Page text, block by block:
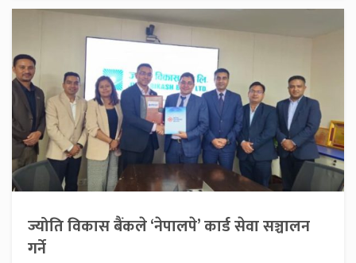
ज्योति विकास बैंकले ‘नेपालपे’ कार्ड सेवा सञ्चालन
गर्ने